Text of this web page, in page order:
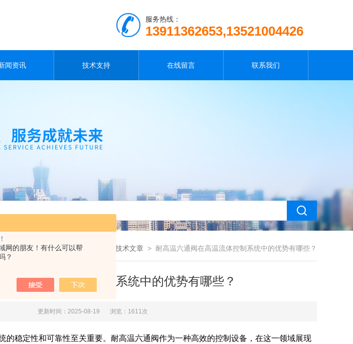
网的朋友！有什么可以帮
？
服务热线：
13911362653,13521004426
闻资讯 技术支持 在线留言 联系我们
您现在的位置： 技术文章 > 耐高温六通阀在高温流体控制系统中的优势有哪些？
通阀在高温流体控制系统中的优势有哪些？
更新时间：2025-08-19 浏览：1611次
稳定性和可靠性至关重要。耐高温六通阀作为一种高效的控制设备，在这一领域展现